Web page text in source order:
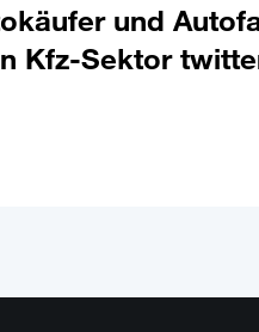
und
Kfz-Sektor